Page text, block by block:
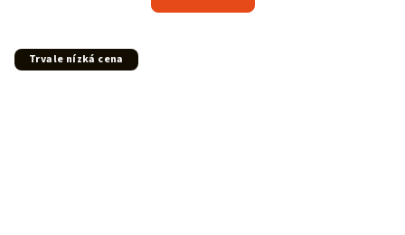
Trvale nízká cena